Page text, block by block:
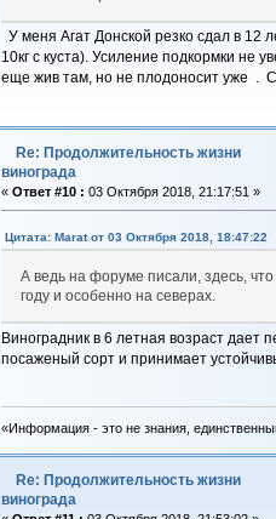
У меня Агат Донской резко сдал в 12
10кг с куста). Усиление подкормки не
еще жив там, но не плодоносит уже .
Re: Продолжительность жизни
винограда
« Ответ #10 : 03 Октября 2018, 21:17:51 »
Цитата: Marat от 03 Октября 2018, 18:47:22
А ведь на форуме писали, здесь,
году и особенно на северах.
Виноградник в 6 летная возраст дает
посаженый сорт и принимает
«Информация - это не знания,
Re: Продолжительность жизни
винограда